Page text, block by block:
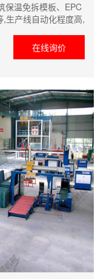
保温免拆模板、EPC
生产线自动化程度高,
确,结合产品的材料
在线询价